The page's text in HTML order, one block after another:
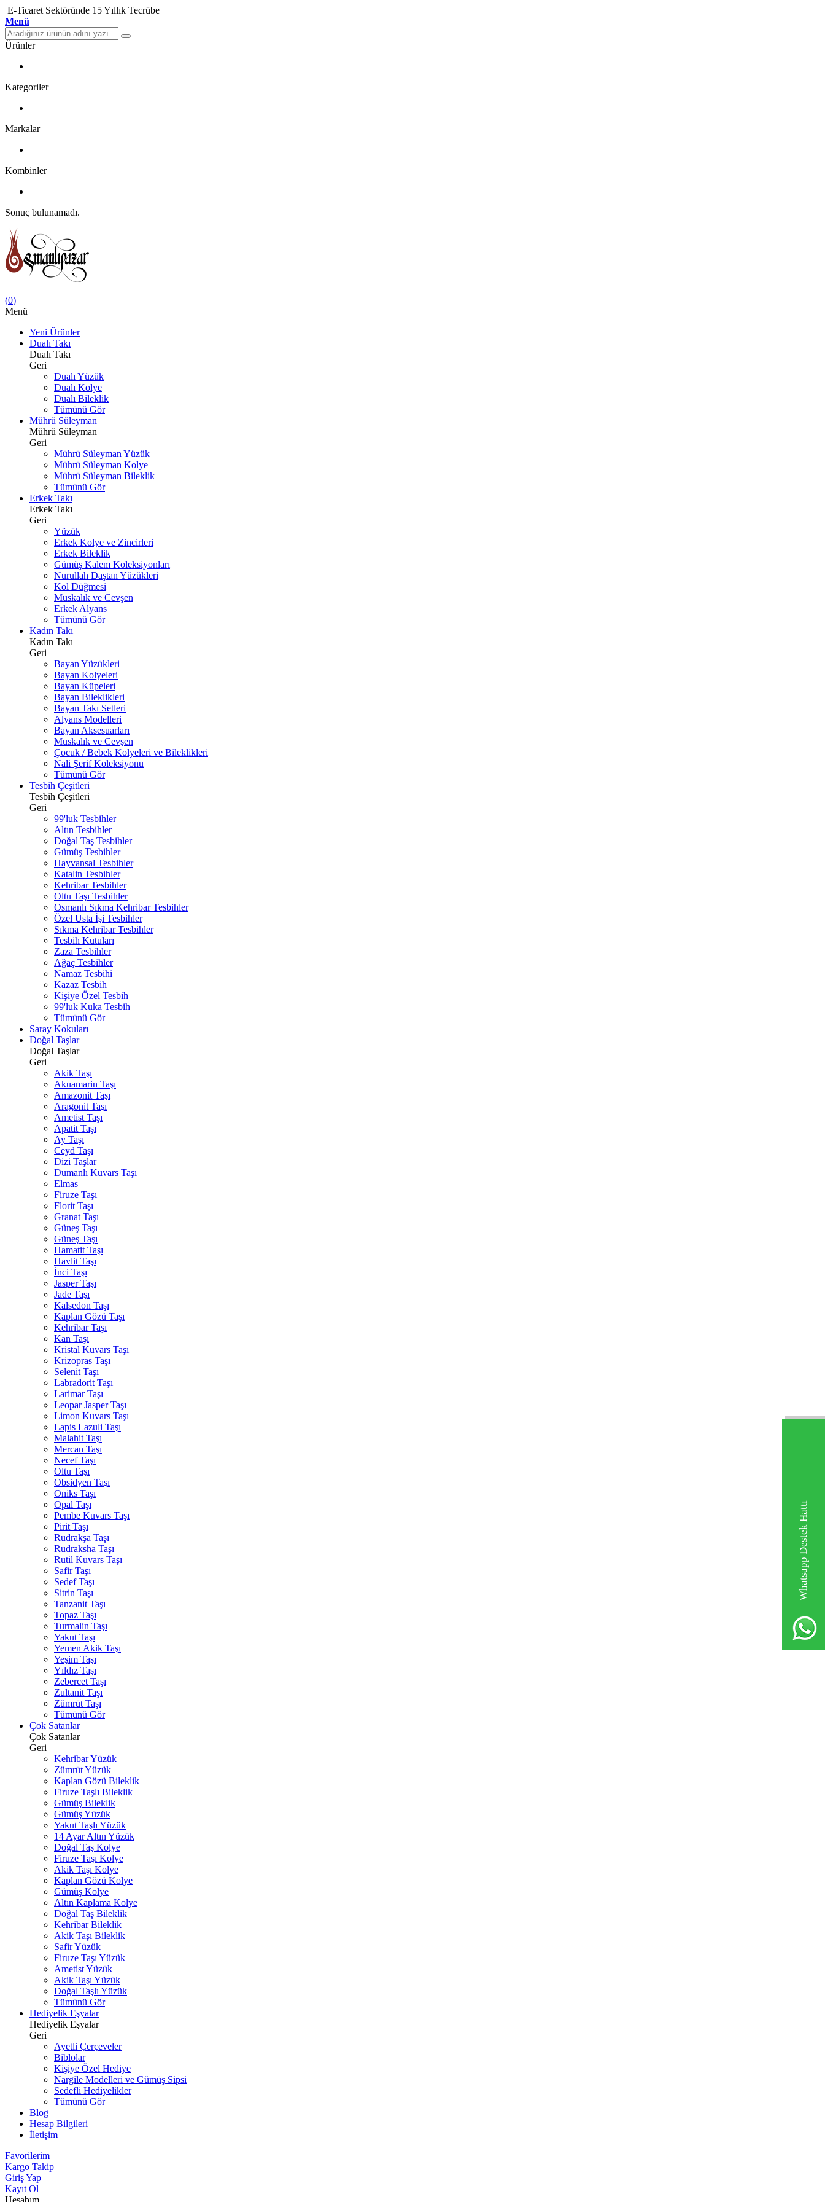
Whatsapp Destek Hattı
E-Ticaret Sektöründe 15 Yıllık Tecrübe
Menü
Ürünler
Kategoriler
Markalar
Kombinler
Sonuç bulunamadı.
(0)
Menü
Yeni Ürünler
Dualı Takı
Dualı Takı
Geri
Dualı Yüzük
Dualı Kolye
Dualı Bileklik
Tümünü Gör
Mührü Süleyman
Mührü Süleyman
Geri
Mührü Süleyman Yüzük
Mührü Süleyman Kolye
Mührü Süleyman Bileklik
Tümünü Gör
Erkek Takı
Erkek Takı
Geri
Yüzük
Erkek Kolye ve Zincirleri
Erkek Bileklik
Gümüş Kalem Koleksiyonları
Nurullah Daştan Yüzükleri
Kol Düğmesi
Muskalık ve Cevşen
Erkek Alyans
Tümünü Gör
Kadın Takı
Kadın Takı
Geri
Bayan Yüzükleri
Bayan Kolyeleri
Bayan Küpeleri
Bayan Bileklikleri
Bayan Takı Setleri
Alyans Modelleri
Bayan Aksesuarları
Muskalık ve Cevşen
Çocuk / Bebek Kolyeleri ve Bileklikleri
Nali Şerif Koleksiyonu
Tümünü Gör
Tesbih Çeşitleri
Tesbih Çeşitleri
Geri
99'luk Tesbihler
Altın Tesbihler
Doğal Taş Tesbihler
Gümüş Tesbihler
Hayvansal Tesbihler
Katalin Tesbihler
Kehribar Tesbihler
Oltu Taşı Tesbihler
Osmanlı Sıkma Kehribar Tesbihler
Özel Usta İşi Tesbihler
Sıkma Kehribar Tesbihler
Tesbih Kutuları
Zaza Tesbihler
Ağaç Tesbihler
Namaz Tesbihi
Kazaz Tesbih
Kişiye Özel Tesbih
99'luk Kuka Tesbih
Tümünü Gör
Saray Kokuları
Doğal Taşlar
Doğal Taşlar
Geri
Akik Taşı
Akuamarin Taşı
Amazonit Taşı
Aragonit Taşı
Ametist Taşı
Apatit Taşı
Ay Taşı
Ceyd Taşı
Dizi Taşlar
Dumanlı Kuvars Taşı
Elmas
Firuze Taşı
Florit Taşı
Granat Taşı
Güneş Taşı
Güneş Taşı
Hamatit Taşı
Havlit Taşı
İnci Taşı
Jasper Taşı
Jade Taşı
Kalsedon Taşı
Kaplan Gözü Taşı
Kehribar Taşı
Kan Taşı
Kristal Kuvars Taşı
Krizopras Taşı
Selenit Taşı
Labradorit Taşı
Larimar Taşı
Leopar Jasper Taşı
Limon Kuvars Taşı
Lapis Lazuli Taşı
Malahit Taşı
Mercan Taşı
Necef Taşı
Oltu Taşı
Obsidyen Taşı
Oniks Taşı
Opal Taşı
Pembe Kuvars Taşı
Pirit Taşı
Rudrakşa Taşı
Rudraksha Taşı
Rutil Kuvars Taşı
Safir Taşı
Sedef Taşı
Sitrin Taşı
Tanzanit Taşı
Topaz Taşı
Turmalin Taşı
Yakut Taşı
Yemen Akik Taşı
Yeşim Taşı
Yıldız Taşı
Zebercet Taşı
Zultanit Taşı
Zümrüt Taşı
Tümünü Gör
Çok Satanlar
Çok Satanlar
Geri
Kehribar Yüzük
Zümrüt Yüzük
Kaplan Gözü Bileklik
Firuze Taşlı Bileklik
Gümüş Bileklik
Gümüş Yüzük
Yakut Taşlı Yüzük
14 Ayar Altın Yüzük
Doğal Taş Kolye
Firuze Taşı Kolye
Akik Taşı Kolye
Kaplan Gözü Kolye
Gümüş Kolye
Altın Kaplama Kolye
Doğal Taş Bileklik
Kehribar Bileklik
Akik Taşı Bileklik
Safir Yüzük
Firuze Taşı Yüzük
Ametist Yüzük
Akik Taşı Yüzük
Doğal Taşlı Yüzük
Tümünü Gör
Hediyelik Eşyalar
Hediyelik Eşyalar
Geri
Ayetli Çerçeveler
Biblolar
Kişiye Özel Hediye
Nargile Modelleri ve Gümüş Sipsi
Sedefli Hediyelikler
Tümünü Gör
Blog
Hesap Bilgileri
İletişim
Favorilerim
Kargo Takip
Giriş Yap
Kayıt Ol
Hesabım